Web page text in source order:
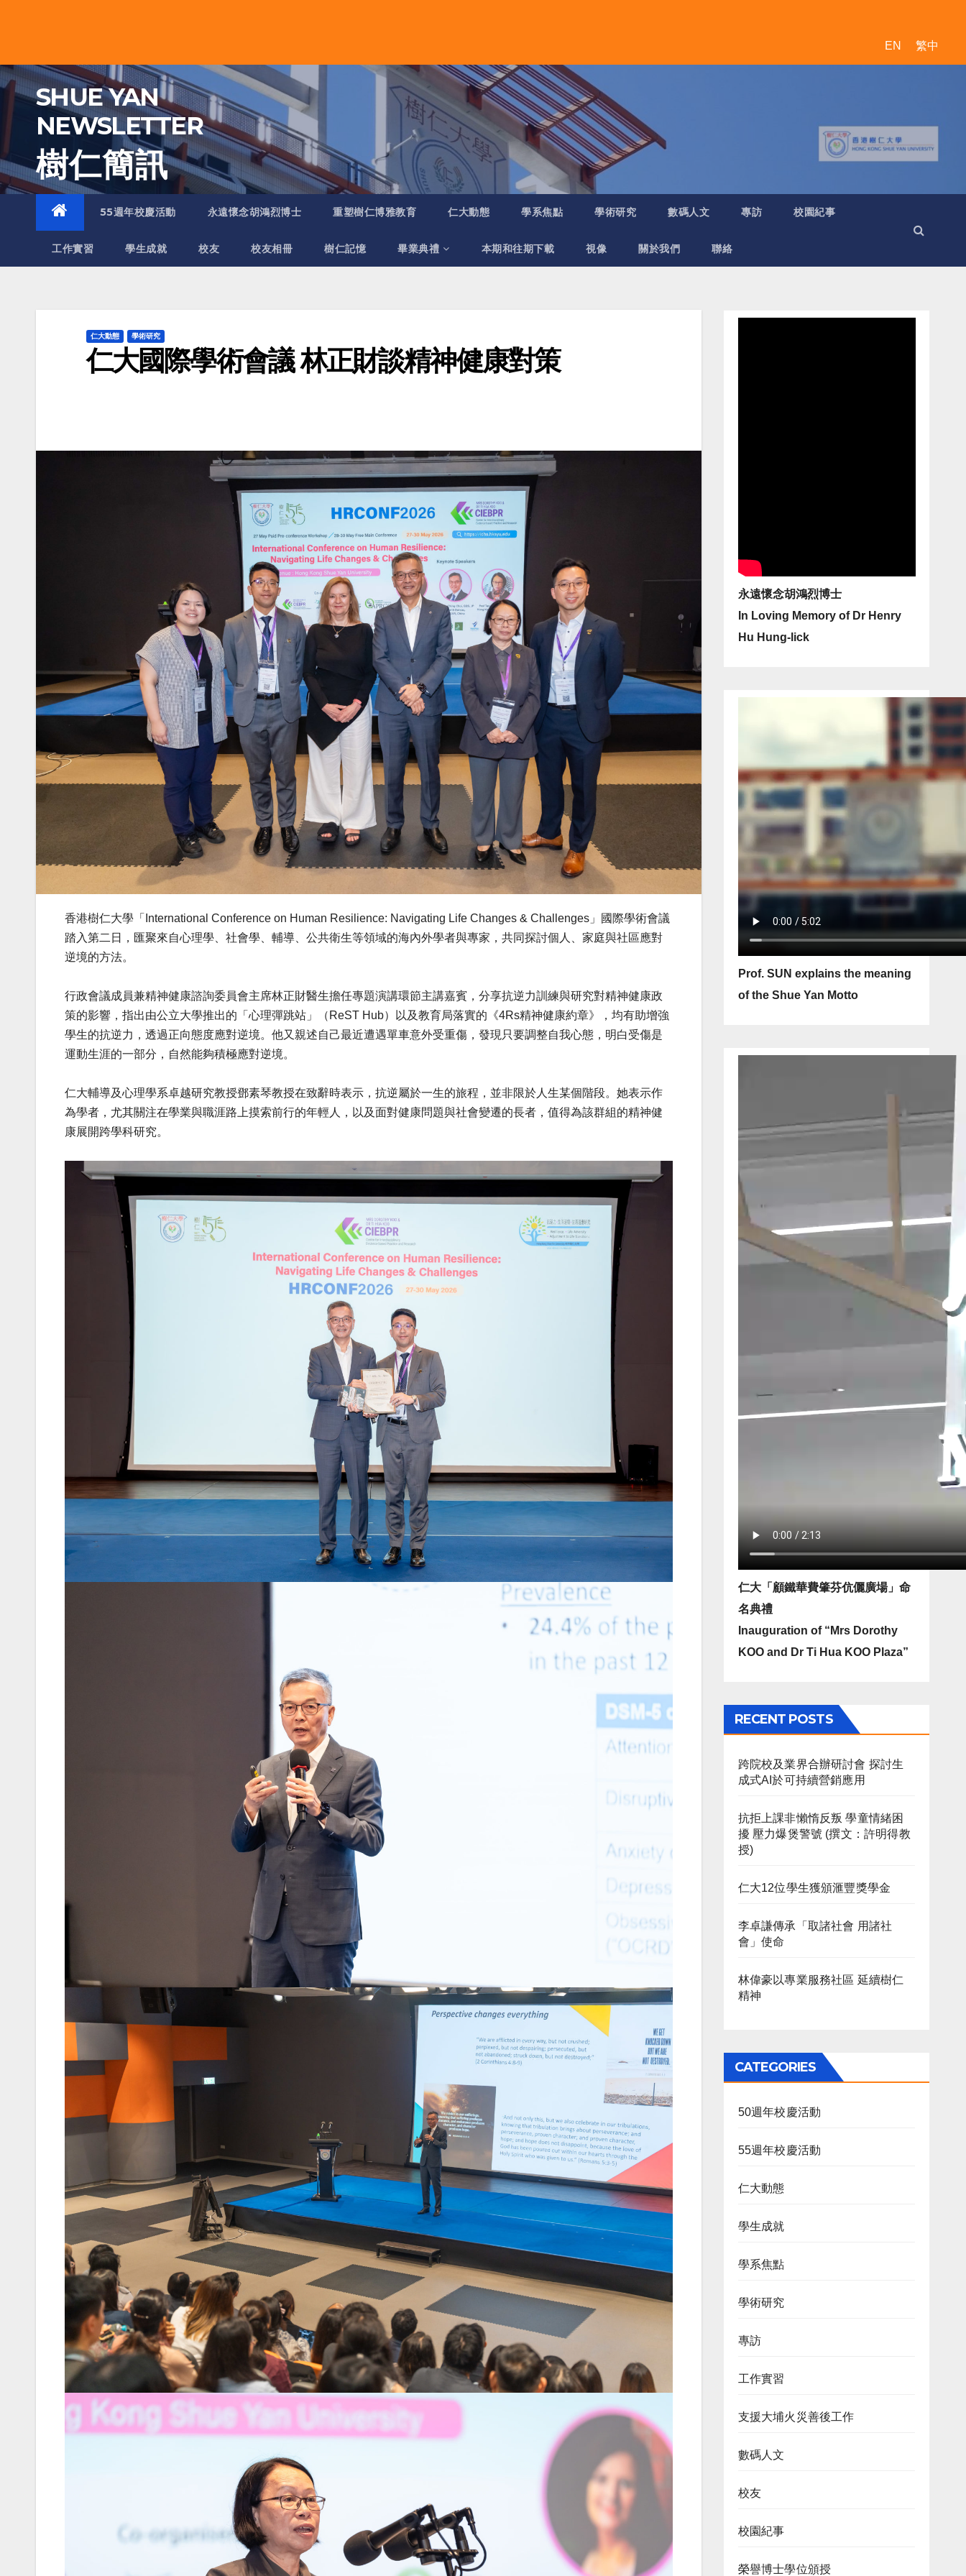
EN 繁中
SHUE YAN
NEWSLETTER
樹 仁 簡 訊
55週年校慶活動 永遠懷念胡鴻烈博士 重塑樹仁博雅教育 仁大動態 學系焦點 學術研究 數碼人文 專訪 校園紀事
工作實習 學生成就 校友 校友相冊 樹仁記憶 畢業典禮 本期和往期下載 視像 關於我們 聯絡
仁大動態 學術研究
仁大國際學術會議 林正財談精神健康對策
香港樹仁大學「International Conference on Human Resilience: Navigating Life Changes & Challenges」國際學術會議
踏入第二日，匯聚來自心理學、社會學、輔導、公共衛生等領域的海內外學者與專家，共同探討個人、家庭與社區應對
逆境的方法。
行政會議成員兼精神健康諮詢委員會主席林正財醫生擔任專題演講環節主講嘉賓，分享抗逆力訓練與研究對精神健康政
策的影響，指出由公立大學推出的「心理彈跳站」（ReST Hub）以及教育局落實的《4Rs精神健康約章》，均有助增強
學生的抗逆力，透過正向態度應對逆境。他又親述自己最近遭遇單車意外受重傷，發現只要調整自我心態，明白受傷是
運動生涯的一部分，自然能夠積極應對逆境。
仁大輔導及心理學系卓越研究教授鄧素琴教授在致辭時表示，抗逆屬於一生的旅程，並非限於人生某個階段。她表示作
為學者，尤其關注在學業與職涯路上摸索前行的年輕人，以及面對健康問題與社會變遷的長者，值得為該群組的精神健
康展開跨學科研究。
永遠懷念胡鴻烈博士
In Loving Memory of Dr Henry
Hu Hung-lick
Prof. SUN explains the meaning
of the Shue Yan Motto
仁大「顧鐵華費肇芬伉儷廣場」命
名典禮
Inauguration of “Mrs Dorothy
KOO and Dr Ti Hua KOO Plaza”
RECENT POSTS
跨院校及業界合辦研討會 探討生
成式AI於可持續營銷應用
抗拒上課非懶惰反叛 學童情緒困
擾 壓力爆煲警號 (撰文：許明得教
授)
仁大12位學生獲頒滙豐獎學金
李卓謙傳承「取諸社會 用諸社
會」使命
林偉豪以專業服務社區 延續樹仁
精神
CATEGORIES
50週年校慶活動
55週年校慶活動
仁大動態
學生成就
學系焦點
學術研究
專訪
工作實習
支援大埔火災善後工作
數碼人文
校友
校園紀事
榮譽博士學位頒授